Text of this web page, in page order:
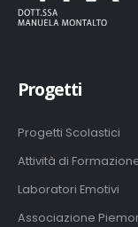
Progetti
Progetti Scolastici
Attività di
Laboratori Emotivi
Associazione